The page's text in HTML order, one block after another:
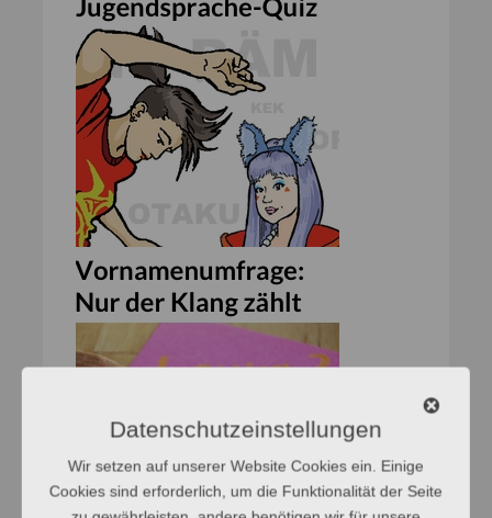
Datenschutzeinstellungen
Wir setzen auf unserer Website Cookies ein. Einige
Cookies sind erforderlich, um die Funktionalität der Seite